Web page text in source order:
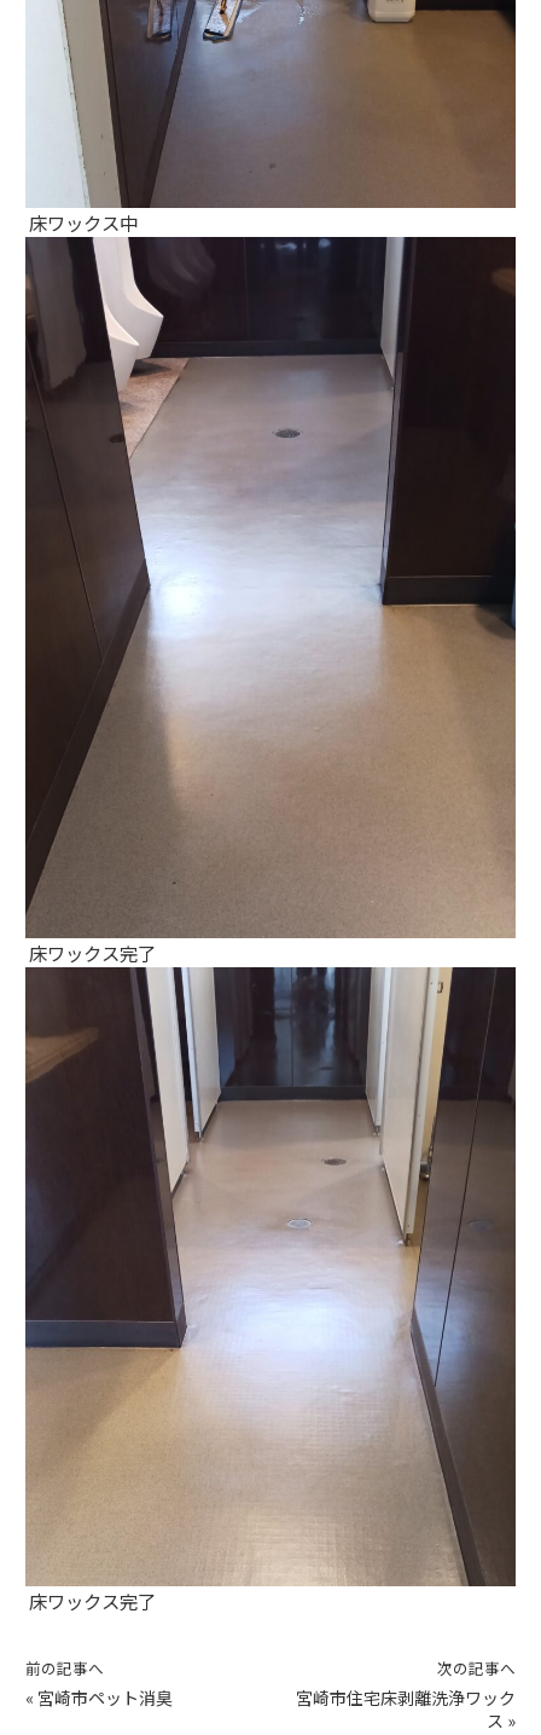
床ワックス中
床ワックス完了
床ワックス完了
前の記事へ
« 宮崎市ペット消臭
次の記事へ
宮崎市住宅床剥離洗浄ワック
ス »